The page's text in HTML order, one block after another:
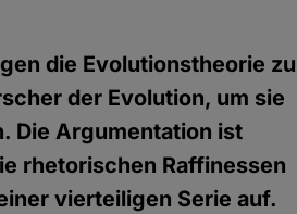
die Evolutionstheorie zu
der Evolution, um sie
Die Argumentation ist
rhetorischen Raffinessen
vierteiligen Serie auf.